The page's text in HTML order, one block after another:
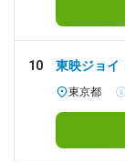
10 東映ジョイ
東京都